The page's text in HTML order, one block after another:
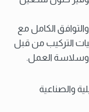
الكامل مع
التركيب من قبل
العمل.
والصناعية